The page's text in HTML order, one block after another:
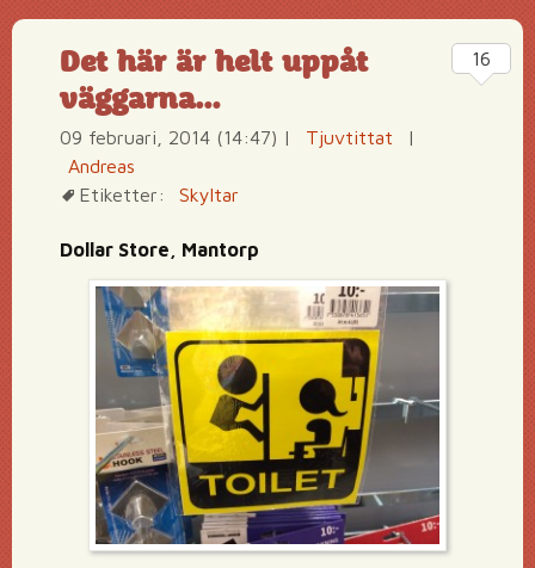
Det här är helt uppåt
väggarna…
09 februari, 2014 (14:47) | Tjuvtittat
|
Andreas
Etiketter:
Skyltar
Dollar Store, Mantorp
16